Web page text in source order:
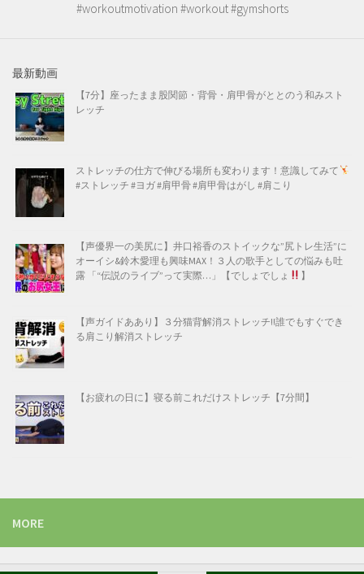
#workoutmotivation #workout #gymshorts
最新動画
【7分】座ったまま股関節・背骨・肩甲骨がととのう和みスト
レッチ
ストレッチの仕方で伸びる場所も変わります！意識してみて
#ストレッチ #ヨガ #肩甲骨 #肩甲骨はがし #肩こり
【声優界一の美尻に】井口裕香のストイックな”尻トレ生活”に
オーイシ&鈴木愛理も興味MAX！３人の歌手としての悩みも吐
露 「“伝説のライブ”って実際…」【でしょでしょ
】
【声ガイドああり】３分猫背解消ストレッチ!!誰でもすぐでき
る肩こり解消ストレッチ
【お疲れの日に】寝る前これだけストレッチ【7分間】
MORE